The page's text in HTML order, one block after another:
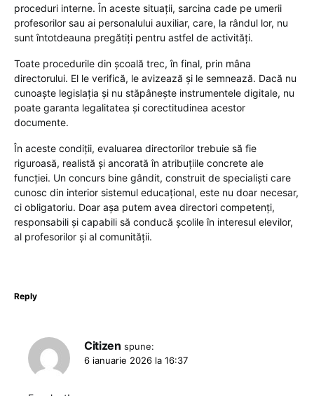
proceduri interne. În aceste situații, sarcina cade pe umerii
profesorilor sau ai personalului auxiliar, care, la rândul lor, nu
sunt întotdeauna pregătiți pentru astfel de activități.
Toate procedurile din școală trec, în final, prin mâna
directorului. El le verifică, le avizează și le semnează. Dacă nu
cunoaște legislația și nu stăpânește instrumentele digitale, nu
poate garanta legalitatea și corectitudinea acestor
documente.
În aceste condiții, evaluarea directorilor trebuie să fie
riguroasă, realistă și ancorată în atribuțiile concrete ale
funcției. Un concurs bine gândit, construit de specialiști care
cunosc din interior sistemul educațional, este nu doar necesar,
ci obligatoriu. Doar așa putem avea directori competenți,
responsabili și capabili să conducă școlile în interesul elevilor,
al profesorilor și al comunității.
Reply
Citizen spune:
6 ianuarie 2026 la 16:37